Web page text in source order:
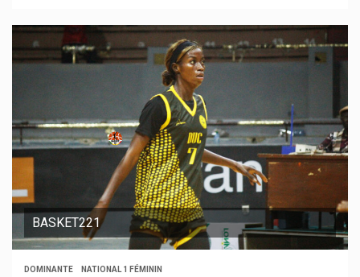
BASKET221
DOMINANTE NATIONAL 1 FÉMININ